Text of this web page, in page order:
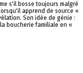
s'il bosse toujours malgré
apprend de source «
Son idée de génie :
boucherie familiale en «